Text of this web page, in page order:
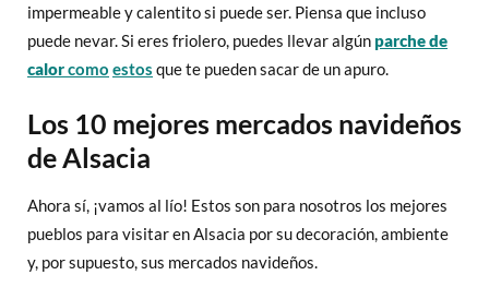
impermeable y calentito si puede ser. Piensa que incluso
puede nevar. Si eres friolero, puedes llevar algún parche de
calorcomo estos que te pueden sacar de un apuro.
Los 10 mejores mercados navideños
de Alsacia
Ahora sí, ¡vamos al lío! Estos son para nosotros los mejores
pueblos para visitar en Alsacia por su decoración, ambiente
y, por supuesto, sus mercados navideños.